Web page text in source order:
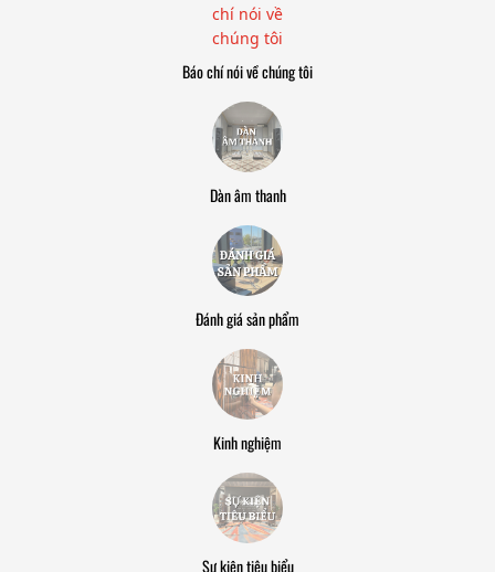
Báo chí nói về chúng tôi
Dàn âm thanh
Đánh giá sản phẩm
Kinh nghiệm
Sự kiện tiêu biểu